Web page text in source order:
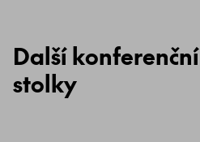
Další konferenční
stolky